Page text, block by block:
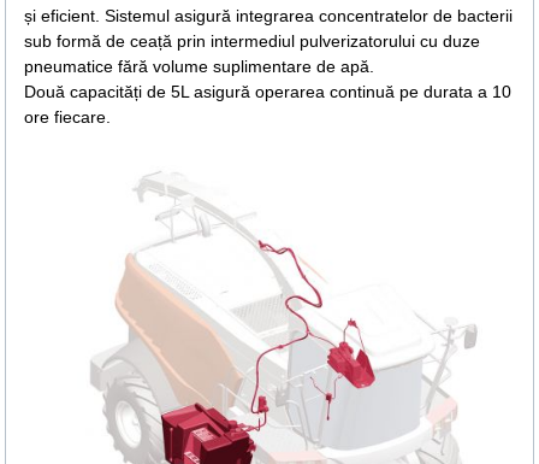
și eficient. Sistemul asigură integrarea concentratelor de bacterii
sub formă de ceață prin intermediul pulverizatorului cu duze
pneumatice fără volume suplimentare de apă.
Două capacități de 5L asigură operarea continuă pe durata a 10
ore fiecare.